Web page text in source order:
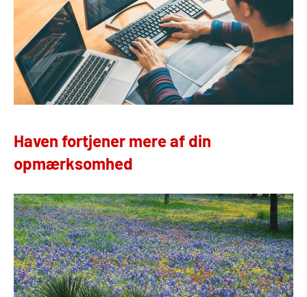
Haven fortjener mere af din
opmærksomhed